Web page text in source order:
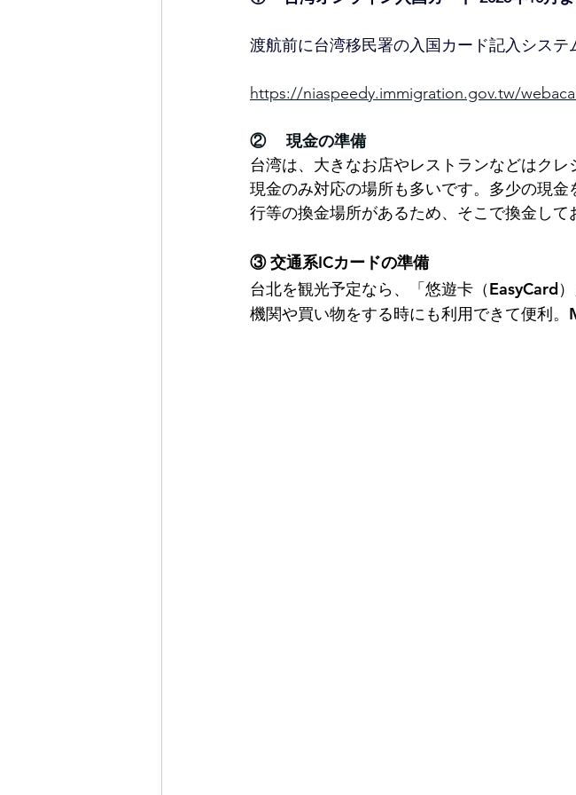
渡航前に台湾移民署の入国カード記入システ
https://niaspeedy.immigration.gov.tw/
② 　現金の準備
台湾は、大きなお店やレストランなどはク
現金のみ対応の場所も多いです。多少の現
行等の換金場所があるため、そこで換金して
③ 交通系ICカードの準備
台北を観光予定なら、「悠遊卡（EasyCard
機関や買い物をする時にも利用できて便利。